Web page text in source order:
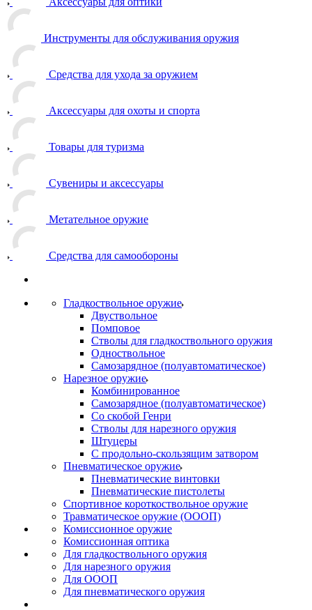
Инструменты для обслуживания оружия
Средства для ухода за оружием
Аксессуары для охоты и спорта
Товары для туризма
Сувениры и аксессуары
Метательное оружие
Средства для самообороны
Гладкоствольное оружие
Двуствольное
Помповое
Стволы для гладкоствольного оружия
Одноствольное
Самозарядное (полуавтоматическое)
Нарезное оружие
Комбинированное
Самозарядное (полуавтоматическое)
Со скобой Генри
Стволы для нарезного оружия
Штуцеры
С продольно-скользящим затвором
Пневматическое оружие
Пневматические винтовки
Пневматические пистолеты
Спортивное короткоствольное оружие
Травматическое оружие (ОООП)
Комиссионное оружие
Комиссионная оптика
Для гладкоствольного оружия
Для нарезного оружия
Для ОООП
Для пневматического оружия